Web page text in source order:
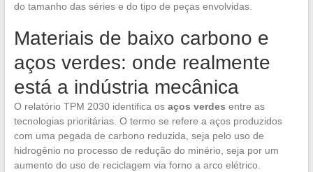
do tamanho das séries e do tipo de peças envolvidas.
Materiais de baixo carbono e
aços verdes: onde realmente
está a indústria mecânica
O relatório TPM 2030 identifica os aços verdes entre as
tecnologias prioritárias. O termo se refere a aços produzidos
com uma pegada de carbono reduzida, seja pelo uso de
hidrogênio no processo de redução do minério, seja por um
aumento do uso de reciclagem via forno a arco elétrico.